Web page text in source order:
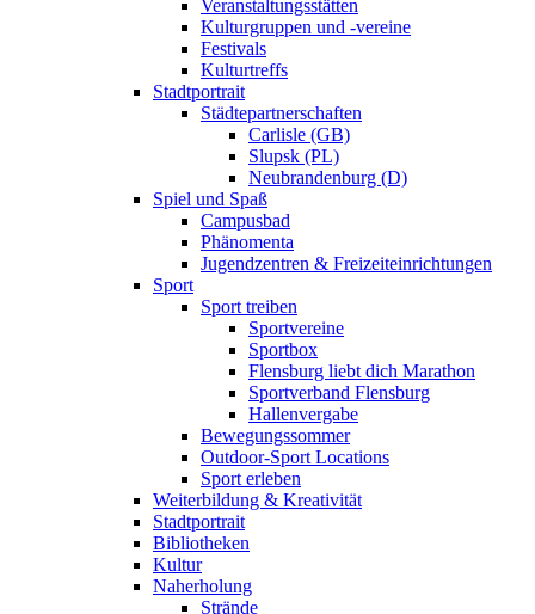
Veranstaltungsstätten
Kulturgruppen und -vereine
Festivals
Kulturtreffs
Stadtportrait
Städtepartnerschaften
Carlisle (GB)
Slupsk (PL)
Neubrandenburg (D)
Spiel und Spaß
Campusbad
Phänomenta
Jugendzentren & Freizeiteinrichtungen
Sport
Sport treiben
Sportvereine
Sportbox
Flensburg liebt dich Marathon
Sportverband Flensburg
Hallenvergabe
Bewegungssommer
Outdoor-Sport Locations
Sport erleben
Weiterbildung & Kreativität
Stadtportrait
Bibliotheken
Kultur
Naherholung
Strände